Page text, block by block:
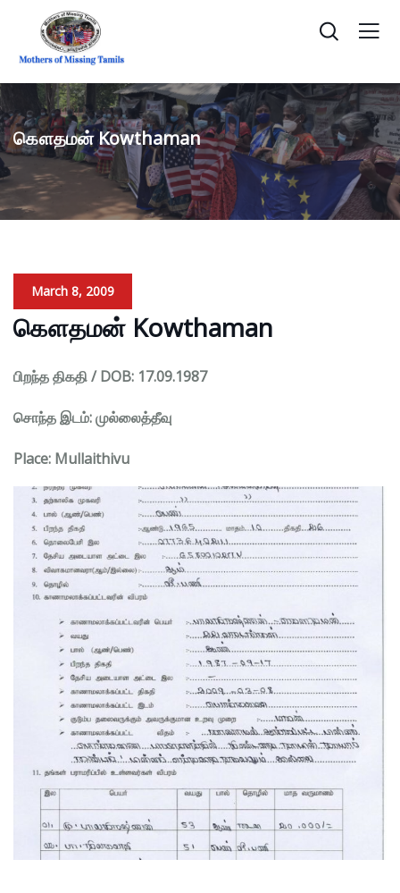
கௌதமன் Kowthaman
March 8, 2009
கௌதமன் Kowthaman
பிறந்த திகதி / DOB: 17.09.1987
சொந்த இடம்: முல்லைத்தீவு
Place: Mullaithivu